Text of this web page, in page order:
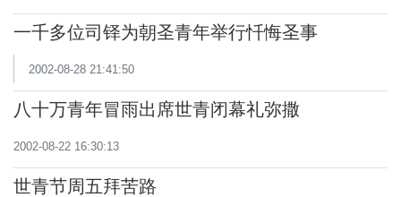
一千多位司铎为朝圣青年举行忏悔圣事
2002-08-28 21:41:50
八十万青年冒雨出席世青闭幕礼弥撒
2002-08-22 16:30:13
世青节周五拜苦路